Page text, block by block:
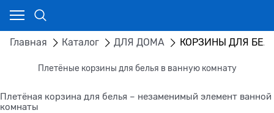
Главная Каталог ДЛЯ ДОМА КОРЗИНЫ ДЛЯ
Плетёные корзины для белья в ванную комнату
Плетёная корзина для белья – незаменимый элемент ванной
комнаты